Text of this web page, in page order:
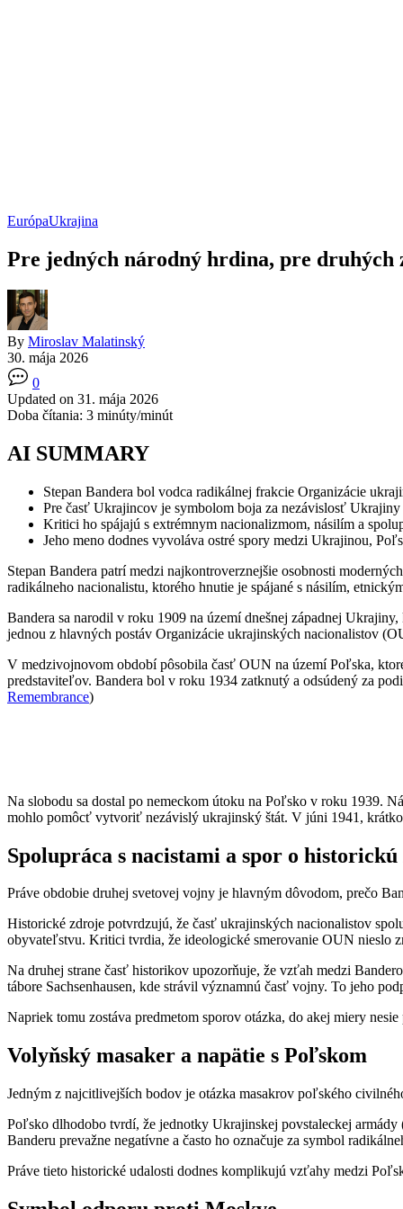
EurópaUkrajina
Pre jedných národný hrdina, pre druhých
By Miroslav Malatinský
30. mája 2026
0
Updated on 31. mája 2026
Doba čítania: 3 minúty/minút
AI SUMMARY
Stepan Bandera bol vodca radikálnej frakcie Organizácie
Pre časť Ukrajincov je symbolom boja za nezávislosť Ukrajiny
Kritici ho spájajú s extrémnym nacionalizmom, násilím a
Jeho meno dodnes vyvoláva ostré spory medzi Ukrajinou,
Stepan Bandera patrí medzi najkontroverznejšie osobnosti
radikálneho nacionalistu, ktorého hnutie je spájané s násilím,
Bandera sa narodil v roku 1909 na území dnešnej západnej
jednou z hlavných postáv Organizácie ukrajinských nacionalistov
V medzivojnovom období pôsobila časť OUN na území Poľska,
predstaviteľov. Bandera bol v roku 1934 zatknutý a odsúdený za
Remembrance)
Na slobodu sa dostal po nemeckom útoku na Poľsko v roku 1939.
mohlo pomôcť vytvoriť nezávislý ukrajinský štát. V júni 1941,
Spolupráca s nacistami a spor o
Práve obdobie druhej svetovej vojny je hlavným dôvodom, prečo
Historické zdroje potvrdzujú, že časť ukrajinských nacionalistov
obyvateľstvu. Kritici tvrdia, že ideologické smerovanie OUN nieslo
Na druhej strane časť historikov upozorňuje, že vzťah medzi
tábore Sachsenhausen, kde strávil významnú časť vojny. To jeho
Napriek tomu zostáva predmetom sporov otázka, do akej miery
Volyňský masaker a napätie s Poľskom
Jedným z najcitlivejších bodov je otázka masakrov poľského
Poľsko dlhodobo tvrdí, že jednotky Ukrajinskej povstaleckej
Banderu prevažne negatívne a často ho označuje za symbol
Práve tieto historické udalosti dodnes komplikujú vzťahy medzi